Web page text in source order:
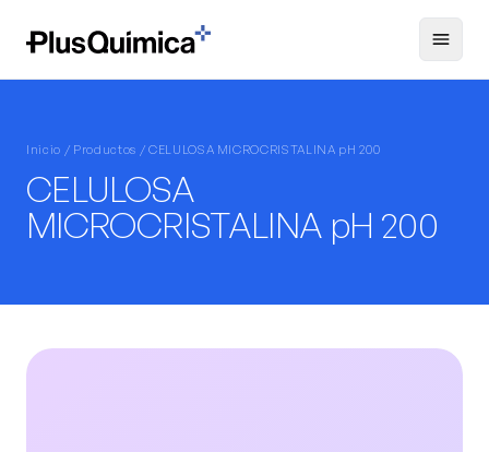
Inicio / Productos / CELULOSA MICROCRISTALINA pH 200
CELULOSA
MICROCRISTALINA pH 200